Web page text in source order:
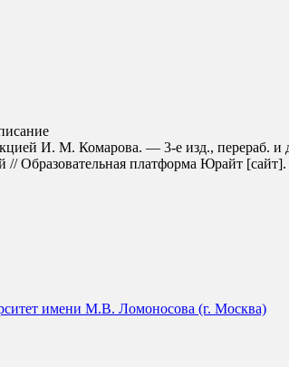
И. М. Комарова. — 3-е изд.,
Образовательная платформа Юрайт
имени М.В. Ломоносова (г. Москва)